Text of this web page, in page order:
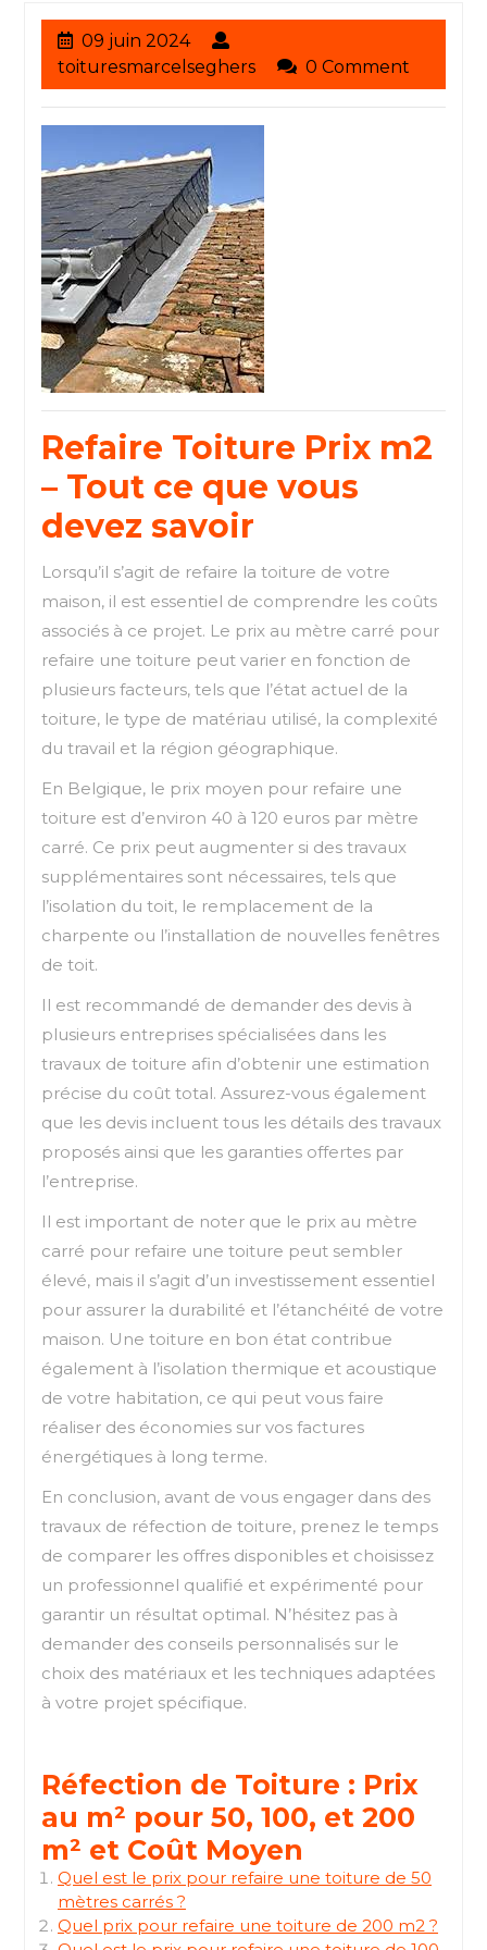
09 juin 202409
juin
2024
toituresmarcelsegherstoituresmarcelseghers
0 Comment
Refaire Toiture Prix m2
– Tout ce que vous
devez savoir
Lorsqu’il s’agit de refaire la toiture de votre
maison, il est essentiel de comprendre les coûts
associés à ce projet. Le prix au mètre carré pour
refaire une toiture peut varier en fonction de
plusieurs facteurs, tels que l’état actuel de la
toiture, le type de matériau utilisé, la complexité
du travail et la région géographique.
En Belgique, le prix moyen pour refaire une
toiture est d’environ 40 à 120 euros par mètre
carré. Ce prix peut augmenter si des travaux
supplémentaires sont nécessaires, tels que
l’isolation du toit, le remplacement de la
charpente ou l’installation de nouvelles fenêtres
de toit.
Il est recommandé de demander des devis à
plusieurs entreprises spécialisées dans les
travaux de toiture afin d’obtenir une estimation
précise du coût total. Assurez-vous également
que les devis incluent tous les détails des travaux
proposés ainsi que les garanties offertes par
l’entreprise.
Il est important de noter que le prix au mètre
carré pour refaire une toiture peut sembler
élevé, mais il s’agit d’un investissement essentiel
pour assurer la durabilité et l’étanchéité de votre
maison. Une toiture en bon état contribue
également à l’isolation thermique et acoustique
de votre habitation, ce qui peut vous faire
réaliser des économies sur vos factures
énergétiques à long terme.
En conclusion, avant de vous engager dans des
travaux de réfection de toiture, prenez le temps
de comparer les offres disponibles et choisissez
un professionnel qualifié et expérimenté pour
garantir un résultat optimal. N’hésitez pas à
demander des conseils personnalisés sur le
choix des matériaux et les techniques adaptées
à votre projet spécifique.
Réfection de Toiture : Prix
au m² pour 50, 100, et 200
m² et Coût Moyen
Quel est le prix pour refaire une toiture de 50
mètres carrés ?
Quel prix pour refaire une toiture de 200 m2 ?